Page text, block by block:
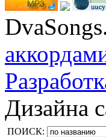
Дизайна
ПОИСК: